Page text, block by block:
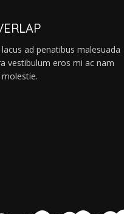
ad penatibus malesuada
vestibulum eros mi ac nam